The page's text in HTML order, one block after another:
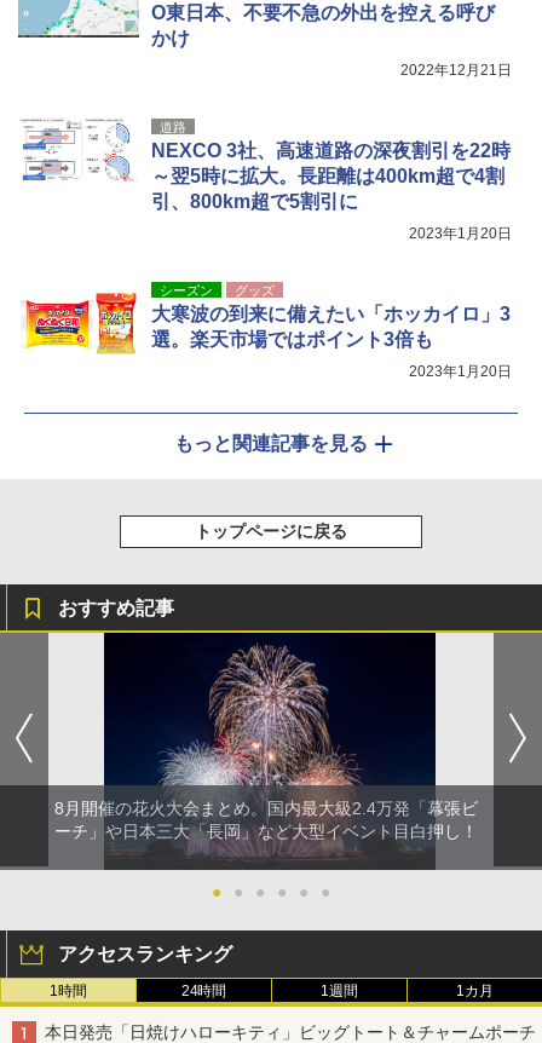
￥-
￥1,180
O東日本、不要不急の外出を控える呼び
かけ
2022年12月21日
道路
NEXCO 3社、高速道路の深夜割引を22時
～翌5時に拡大。長距離は400km超で4割
引、800km超で5割引に
2023年1月20日
シーズン グッズ
大寒波の到来に備えたい「ホッカイロ」3
選。楽天市場ではポイント3倍も
2023年1月20日
もっと関連記事を見る
トップページに戻る
おすすめ記事
8月開催の花火大会まとめ。国内最大級2.4万発「幕張ビ
ーチ」や日本三大「長岡」など大型イベント目白押し！
● ● ● ● ● ●
アクセスランキング
1時間 24時間 1週間 1カ月
本日発売「日焼けハローキティ」ビッグトート＆チャームポーチ